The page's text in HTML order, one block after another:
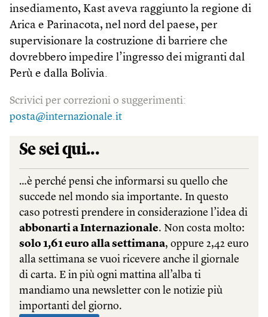
insediamento, Kast aveva raggiunto la regione di
Arica e Parinacota, nel nord del paese, per
supervisionare la costruzione di barriere che
dovrebbero impedire l’ingresso dei migranti dal
Perù e dalla Bolivia.
Scrivici per correzioni o suggerimenti:
posta@internazionale.it